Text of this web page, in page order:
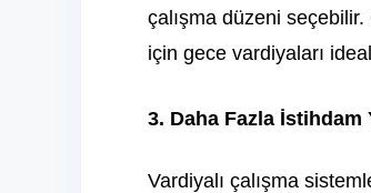
çalışma düzeni
için gece vardiyaları
3. Daha Fazla İstihdam
Vardiyalı çalışma